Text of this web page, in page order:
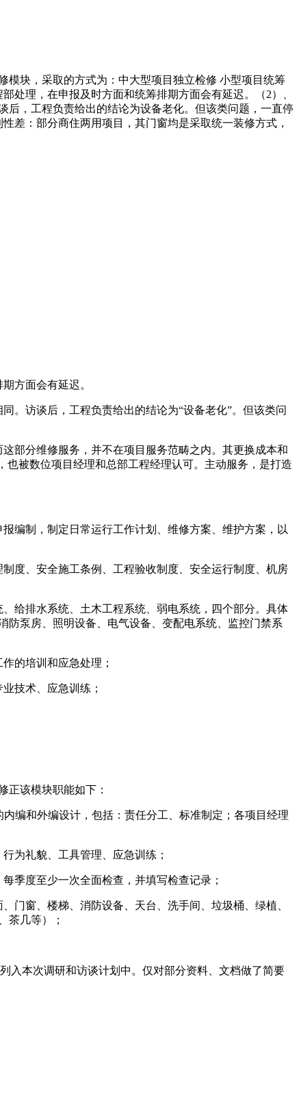
模块，采取的方式为：中大型项目独立检修 小型项目统筹
处理，在申报及时方面和统筹排期方面会有延迟。（2）、
后，工程负责给出的结论为设备老化。但该类问题，一直停
差：部分商住两用项目，其门窗均是采取统一装修方式，
方面会有延迟。
。访谈后，工程负责给出的结论为“设备老化”。但该类问
部分维修服务，并不在项目服务范畴之内。其更换成本和
被数位项目经理和总部工程经理认可。主动服务，是打造
编制，制定日常运行工作计划、维修方案、维护方案，以
度、安全施工条例、工程验收制度、安全运行制度、机房
给排水系统、土木工程系统、弱电系统，四个部分。具体
泵房、照明设备、电气设备、变配电系统、监控门禁系
的培训和应急处理；
技术、应急训练；
正该模块职能如下：
编和外编设计，包括：责任分工、标准制定；各项目经理
为礼貌、工具管理、应急训练；
季度至少一次全面检查，并填写检查记录；
门窗、楼梯、消防设备、天台、洗手间、垃圾桶、绿植、
茶几等）；
入本次调研和访谈计划中。仅对部分资料、文档做了简要